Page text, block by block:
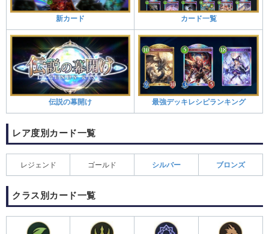
新カード カード一覧
伝説の幕開け 最強デッキレシピランキング
レア度別カード一覧
レジェンド ゴールド シルバー ブロンズ
クラス別カード一覧